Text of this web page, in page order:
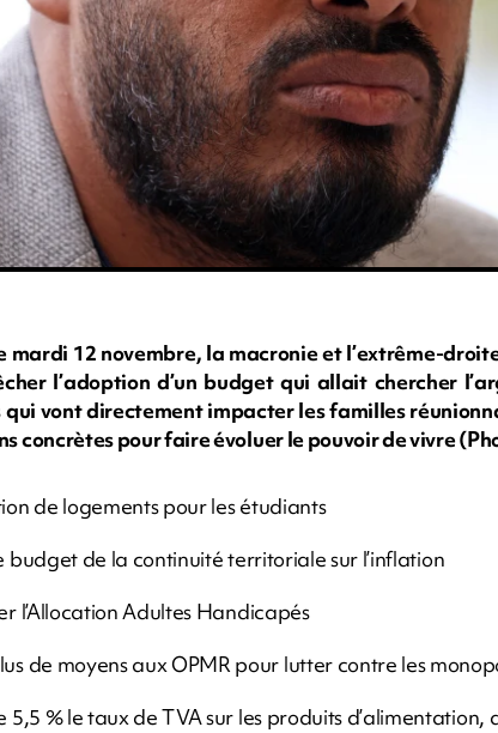
mardi 12 novembre, la macronie et l’extrême-
l’adoption d’un budget qui allait chercher
qui vont directement impacter les familles
concrètes pour faire évoluer le pouvoir de vivre
de logements pour les étudiants
budget de la continuité territoriale sur l’inflation
l’Allocation Adultes Handicapés
de moyens aux OPMR pour lutter contre les
5,5 % le taux de TVA sur les produits d’alimentation,